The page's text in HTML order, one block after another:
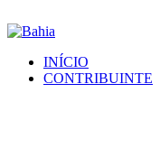
INÍCIO
CONTRIBUINTE